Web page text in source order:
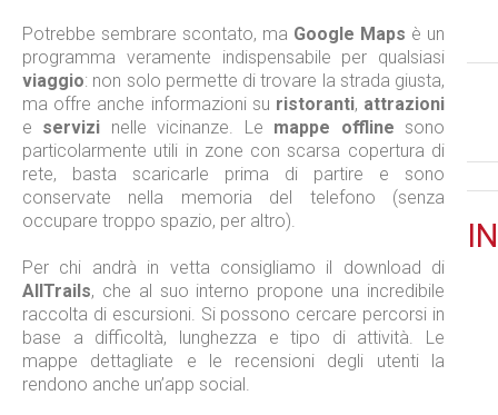
Potrebbe sembrare scontato, ma Google Maps è un
programma veramente indispensabile per qualsiasi
viaggio: non solo permette di trovare la strada giusta,
ma offre anche informazioni su ristoranti, attrazioni
e servizi nelle vicinanze. Le mappe offline sono
particolarmente utili in zone con scarsa copertura di
rete, basta scaricarle prima di partire e sono
conservate nella memoria del telefono (senza
occupare troppo spazio, per altro).
Per chi andrà in vetta consigliamo il download di
AllTrails, che al suo interno propone una incredibile
raccolta di escursioni. Si possono cercare percorsi in
base a difficoltà, lunghezza e tipo di attività. Le
mappe dettagliate e le recensioni degli utenti la
rendono anche un’app social.
IN